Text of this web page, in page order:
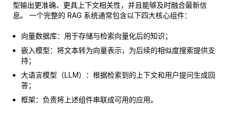
型输出更准确、更具上下文相关性，并且能够及时融合最新信
息。 一个完整的 RAG 系统通常包含以下四大核心组件：
向量数据库：用于存储与检索向量化后的知识；
嵌入模型：将文本转为向量表示，为后续的相似度搜索提供支
持；
大语言模型（LLM）：根据检索到的上下文和用户提问生成回
答；
框架：负责将上述组件串联成可用的应用。